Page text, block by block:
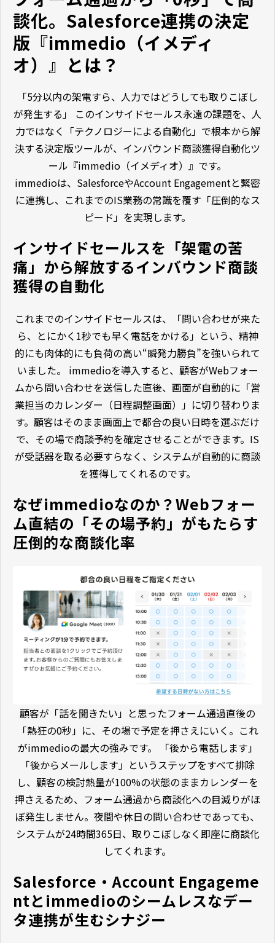
談化。Salesforce連携の決定
版『immedio（イメディ
オ）』とは？
「5分以内の架電すら、人力ではどうしても取りこぼし
が発生する」 このインサイドセールス永遠の課題を、人
力ではなく「テクノロジーによる自動化」で根本から解
決する決定版ツールが、インバウンド商談獲得自動化ツ
ール『immedio（イメディオ）』です。
immedioは、SalesforceやAccount Engagementと緊密
に連携し、これまでのIS業務の常識を覆す「圧倒的なス
ピード」を実現します。
インサイドセールスを「架電の苦
痛」から解放するインバウンド商談
獲得の自動化
これまでのインサイドセールスは、「問い合わせが来た
ら、とにかく1秒でも早く電話をかける」という、精神
的にも肉体的にも負荷の高い“瞬発力勝負”を強いられて
いました。 immedioを導入すると、顧客がWebフォー
ムから問い合わせを送信した直後、画面が自動的に「営
業担当のカレンダー（日程調整画面）」に切り替わりま
す。顧客はそのまま画面上で都合の良い日時を選ぶだけ
で、その場で商談予約を確定させることができます。IS
が受話器を取る必要すらなく、システムが自動的に商談
を獲得してくれるのです。
なぜimmedioなのか？Webフォー
ム直結の「その場予約」がもたらす
圧倒的な商談化率
顧客が「話を聞きたい」と思ったフォーム通過直後の
「熱狂の0秒」に、その場で予定を押さえにいく。これ
がimmedioの最大の強みです。 「後から電話します」
「後からメールします」というステップをすべて排除
し、顧客の検討熱量が100%の状態のままカレンダーを
押さえるため、フォーム通過から商談化への目減りがほ
ぼ発生しません。夜間や休日の問い合わせであっても、
システムが24時間365日、取りこぼしなく即座に商談化
してくれます。
Salesforce・Account Engageme
ntとimmedioのシームレスなデー
タ連携が生むシナジー